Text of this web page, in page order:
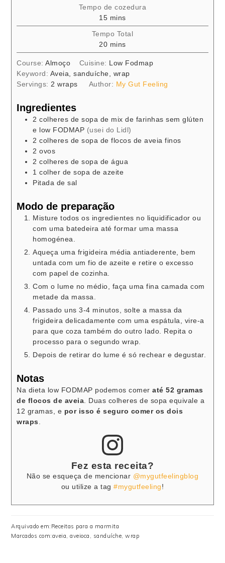
Tempo de cozedura
15minutes
mins
Tempo Total
20minutes
mins
Course:Almoço Cuisine: Low Fodmap
Keyword: Aveia, sanduíche, wrap
Servings:2 wraps Author: My Gut Feeling
Ingredientes
2 colheres de sopa de mix de farinhas sem glúten
e low FODMAP (usei do Lidl)
2 colheres de sopa de flocos de aveia finos
2 ovos
2 colheres de sopa de água
1 colher de sopa de azeite
Pitada de sal
Modo de preparação
Misture todos os ingredientes no liquidificador ou
com uma batedeira até formar uma massa
homogénea.
Aqueça uma frigideira média antiaderente, bem
untada com um fio de azeite e retire o excesso
com papel de cozinha.
Com o lume no médio, faça uma fina camada com
metade da massa.
Passado uns 3-4 minutos, solte a massa da
frigideira delicadamente com uma espátula, vire-a
para que coza também do outro lado. Repita o
processo para o segundo wrap.
Depois de retirar do lume é só rechear e degustar.
Notas
Na dieta low FODMAP podemos comeraté 52 gramas
de flocos de aveia . Duas colheres de sopa equivale a
12 gramas, e por isso é seguro comer os dois
wraps
Fez esta receita?
Não se esqueça de mencionar @mygutfeelingblog
ou utilize a tag#mygutfeeling!
Arquivado em: Receitas para a marmita
Marcados com:aveia,aveioca , sanduíche,wrap